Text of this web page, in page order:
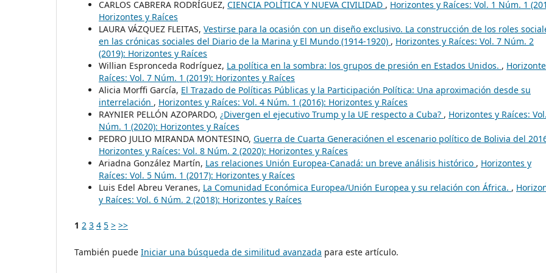
CARLOS CABRERA RODRÍGUEZ, CIENCIA POLÍTICA Y NUEVA CIVILIDAD , Horizontes y Raíces: Vol. 1 Núm. 1
Horizontes y Raíces
LAURA VÁZQUEZ FLEITAS, Vestirse para la ocasión con un diseño exclusivo. La construcción de los roles
en las crónicas sociales del Diario de la Marina y El Mundo (1914-1920) , Horizontes y Raíces: Vol. 7 Núm. 2
(2019): Horizontes y Raíces
Willian Espronceda Rodríguez, La política en la sombra: los grupos de presión en Estados Unidos. ,
Raíces: Vol. 7 Núm. 1 (2019): Horizontes y Raíces
Alicia Morffi García, El Trazado de Políticas Públicas y la Participación Política: Una aproximación desde su
interrelación , Horizontes y Raíces: Vol. 4 Núm. 1 (2016): Horizontes y Raíces
RAYNIER PELLÓN AZOPARDO, ¿Divergen el ejecutivo Trump y la UE respecto a Cuba? , Horizontes y Raíces:
Núm. 1 (2020): Horizontes y Raíces
PEDRO JULIO MIRANDA MONTESINO, Guerra de Cuarta Generaciónen el escenario político de Bolivia del
Horizontes y Raíces: Vol. 8 Núm. 2 (2020): Horizontes y Raíces
Ariadna González Martín, Las relaciones Unión Europea-Canadá: un breve análisis histórico , Horizontes y
Raíces: Vol. 5 Núm. 1 (2017): Horizontes y Raíces
Luis Edel Abreu Veranes, La Comunidad Económica Europea/Unión Europea y su relación con África. ,
y Raíces: Vol. 6 Núm. 2 (2018): Horizontes y Raíces
1 2 3 4 5 > >>
También puede Iniciar una búsqueda de similitud avanzada para este artículo.